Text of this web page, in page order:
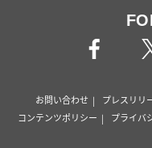
お問い合わせ プレスリリ
コンテンツポリシー
プライバ